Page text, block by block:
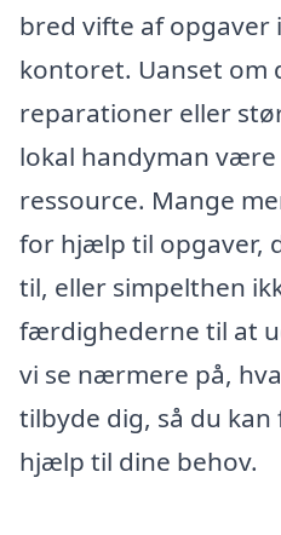
bred vifte af opgaver
kontoret. Uanset om
reparationer eller
lokal handyman
ressource. Mange
for hjælp til opgaver,
til, eller simpelthen
færdighederne til at
vi se nærmere på,
tilbyde dig, så du
hjælp til dine behov.